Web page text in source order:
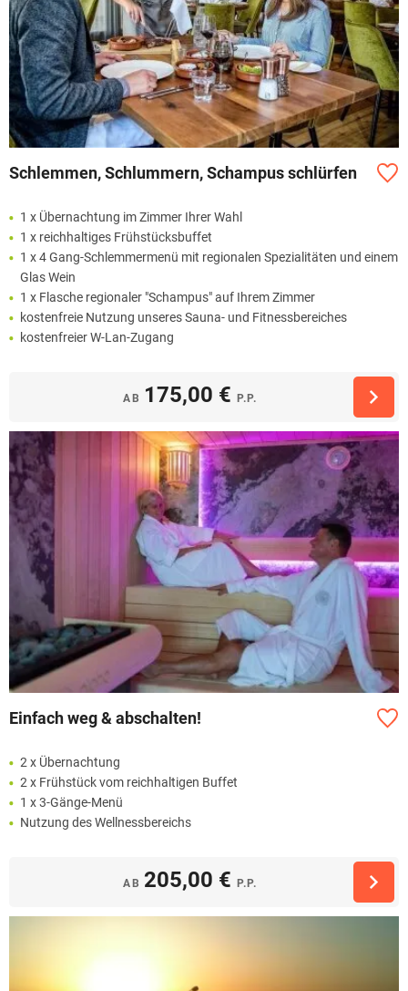
Schlemmen, Schlummern, Schampus schlürfen
1 x Übernachtung im Zimmer Ihrer Wahl
1 x reichhaltiges Frühstücksbuffet
1 x 4 Gang-Schlemmermenü mit regionalen Spezialitäten und einem
Glas Wein
1 x Flasche regionaler "Schampus" auf Ihrem Zimmer
kostenfreie Nutzung unseres Sauna- und Fitnessbereiches
kostenfreier W-Lan-Zugang
AB 175,00 € P.P.
Einfach weg & abschalten!
2 x Übernachtung
2 x Frühstück vom reichhaltigen Buffet
1 x 3-Gänge-Menü
Nutzung des Wellnessbereichs
AB 205,00 € P.P.